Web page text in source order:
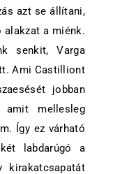
azt se állítani,
alakzat a miénk.
senkit, Varga
Ami Castilliont
jobban
amit mellesleg
Így ez várható
labdarúgó a
kirakatcsapatát